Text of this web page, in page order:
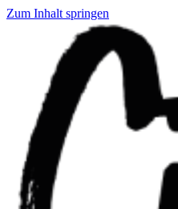
Zum Inhalt springen